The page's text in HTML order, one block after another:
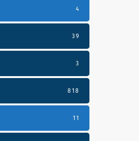
4
39
3
818
11